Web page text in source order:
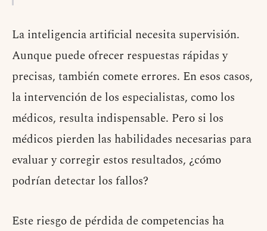
La inteligencia artificial necesita supervisión.
Aunque puede ofrecer respuestas rápidas y
precisas, también comete errores. En esos casos,
la intervención de los especialistas, como los
médicos, resulta indispensable. Pero si los
médicos pierden las habilidades necesarias para
evaluar y corregir estos resultados, ¿cómo
podrían detectar los fallos?
Este riesgo de pérdida de competencias ha